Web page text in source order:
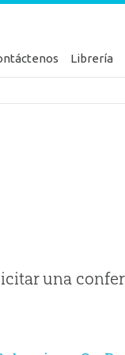
Librería
una